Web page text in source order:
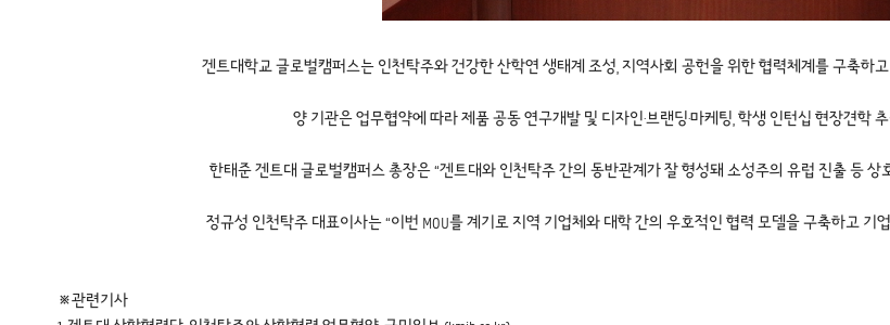
겐트대학교 글로벌캠퍼스는 인천탁주와 건강한 산학연 생태계 조성, 지역사회 공헌을 위한 협력체계를 구축하
양 기관은 업무협약에 따라 제품 공동 연구개발 및 디자인·브랜딩·마케팅, 학생 인턴십 현장견학
한태준 겐트대 글로벌캠퍼스 총장은 “겐트대와 인천탁주 간의 동반관계가 잘 형성돼 소성주의 유럽 진출 등
정규성 인천탁주 대표이사는 “이번 MOU를 계기로 지역 기업체와 대학 간의 우호적인 협력 모델을 구축하고 기
※관련기사